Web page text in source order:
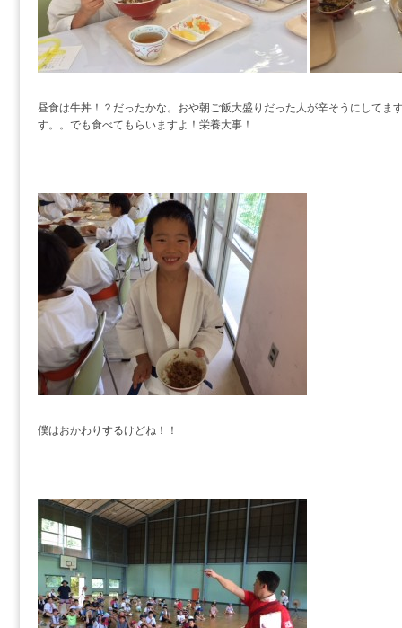
昼食は牛丼！？だったかな。おや朝ご飯大盛りだった人が辛そうにしてま
す。。でも食べてもらいますよ！栄養大事！
僕はおかわりするけどね！！